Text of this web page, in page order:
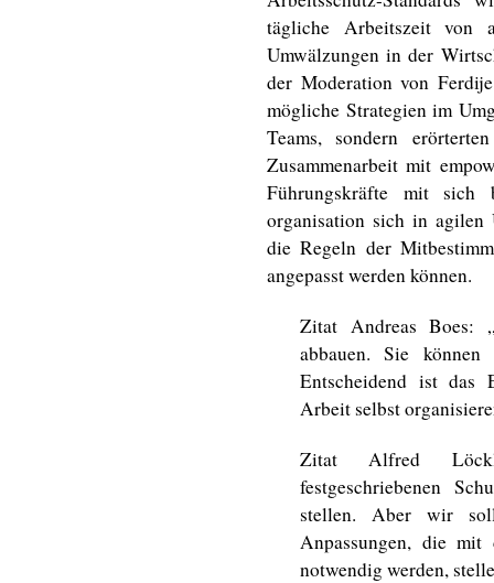
tägliche Arbeitszeit von
Umwälzungen in der
der Moderation von
mögliche Strategien im
Teams, sondern
Zusammenarbeit mit
Führungskräfte mit sich
organisation sich in agilen
die Regeln der
angepasst werden können.
Zitat Andreas Boes:
abbauen. Sie
Entscheidend ist das
Arbeit selbst
Zitat Alfred
festgeschriebenen
stellen. Aber wir
Anpassungen, die
notwendig werden,